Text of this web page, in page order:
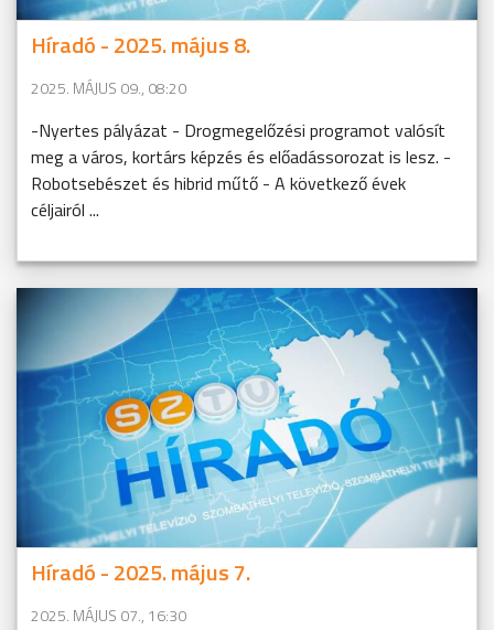
Híradó - 2025. május 8.
2025. MÁJUS 09., 08:20
-Nyertes pályázat - Drogmegelőzési programot valósít
meg a város, kortárs képzés és előadássorozat is lesz. -
Robotsebészet és hibrid műtő - A következő évek
céljairól ...
Híradó - 2025. május 7.
2025. MÁJUS 07., 16:30